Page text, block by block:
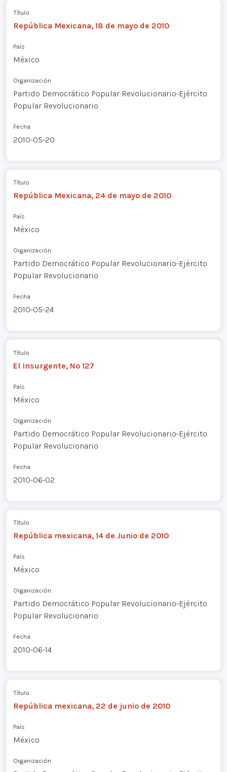
Título
República Mexicana, 18 de mayo de 2010
País
México
Organización
Partido Democrático Popular Revolucionario-Ejército
Popular Revolucionario
Fecha
2010-05-20
Título
República Mexicana, 24 de mayo de 2010
País
México
Organización
Partido Democrático Popular Revolucionario-Ejército
Popular Revolucionario
Fecha
2010-05-24
Título
El Insurgente, Nº 127
País
México
Organización
Partido Democrático Popular Revolucionario-Ejército
Popular Revolucionario
Fecha
2010-06-02
Título
República mexicana, 14 de Junio de 2010
País
México
Organización
Partido Democrático Popular Revolucionario-Ejército
Popular Revolucionario
Fecha
2010-06-14
Título
República mexicana, 22 de junio de 2010
País
México
Organización